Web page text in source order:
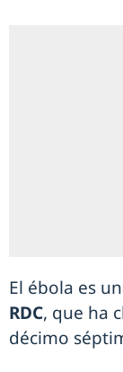
El ébola es
RDC, que ha
décimo